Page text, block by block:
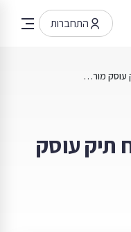
התחברות
כמה זמן לוקח לפתוח תיק עוסק מורשה
תיק עוסק